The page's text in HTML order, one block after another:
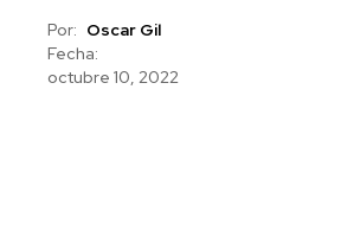
Por: Oscar Gil
Fecha:
octubre 10, 2022